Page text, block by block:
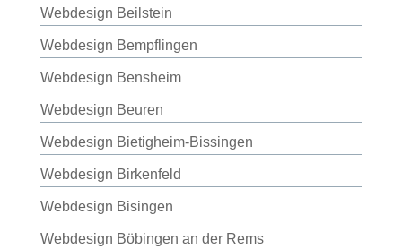
Webdesign Beilstein
Webdesign Bempflingen
Webdesign Bensheim
Webdesign Beuren
Webdesign Bietigheim-Bissingen
Webdesign Birkenfeld
Webdesign Bisingen
Webdesign Böbingen an der Rems